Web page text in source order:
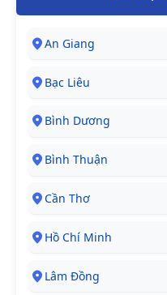
An Giang
Bạc Liêu
Bình Dương
Bình Thuận
Cần Thơ
Hồ Chí Minh
Lâm Đồng